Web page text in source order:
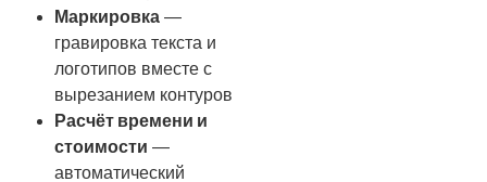
Маркировка —
гравировка текста и
логотипов вместе с
вырезанием контуров
Расчёт времени и
стоимости —
автоматический